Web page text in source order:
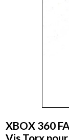
XBOX 360